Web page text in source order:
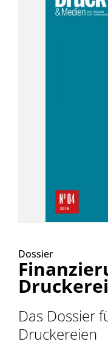
Dossier
Das Dossier
Druckereien